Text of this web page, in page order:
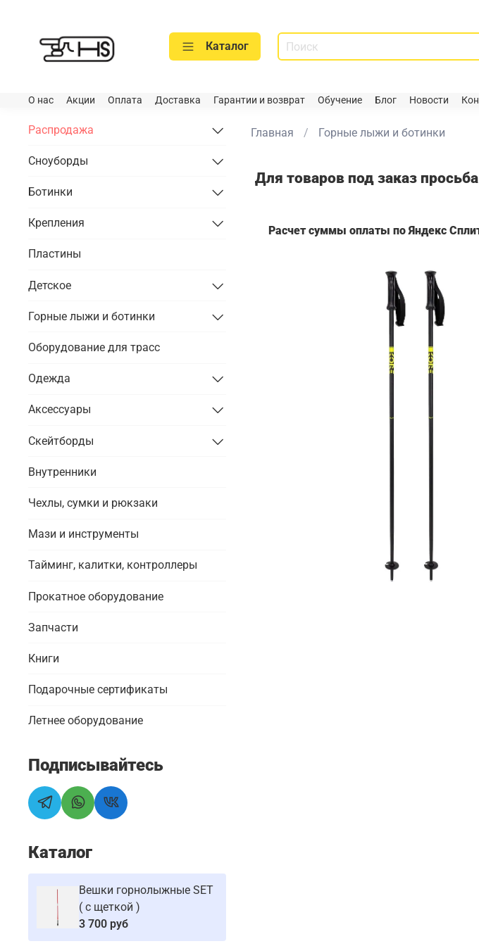
Каталог
О нас Акции Оплата Доставка Гарантии и возврат Обучение Блог Новости
Главная Горные лыжи и ботинки
Для товаров под заказ
Расчет суммы оплаты по Яндекс
Распродажа
Сноуборды
Ботинки
Крепления
Пластины
Детское
Горные лыжи и ботинки
Оборудование для трасс
Одежда
Аксессуары
Скейтборды
Внутренники
Чехлы, сумки и рюкзаки
Мази и инструменты
Тайминг, калитки, контроллеры
Прокатное оборудование
Запчасти
Книги
Подарочные сертификаты
Летнее оборудование
Подписывайтесь
Каталог
Вешки горнолыжные SET
( с щеткой )
3 700 руб